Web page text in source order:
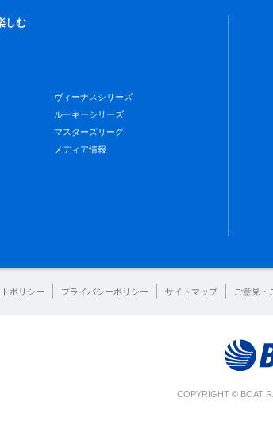
しむ
ヴィーナスシリーズ
ルーキーシリーズ
マスターズリーグ
メディア情報
ポリシー プライバシーポリシー サイトマップ ご意見・
COPYRIGHT © BOAT